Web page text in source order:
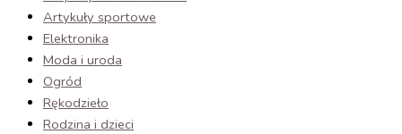
Artykuły sportowe
Elektronika
Moda i uroda
Ogród
Rękodzieło
Rodzina i dzieci